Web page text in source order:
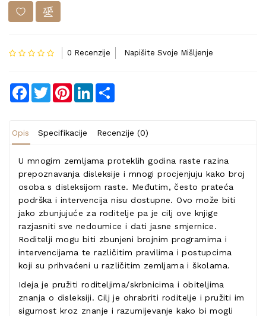
0 Recenzije Napišite Svoje Mišljenje
Facebook
TwitterPinterestLinkedIn
Opis Specifikacije Recenzije (0)
U mnogim zemljama proteklih godina raste razina
prepoznavanja disleksije i mnogi procjenjuju kako broj
osoba s disleksijom raste. Međutim, često prateća
podrška i intervencija nisu dostupne. Ovo može biti
jako zbunjujuće za roditelje pa je cilj ove knjige
razjasniti sve nedoumice i dati jasne smjernice.
Roditelji mogu biti zbunjeni brojnim programima i
intervencijama te različitim pravilima i postupcima
koji su prihvaćeni u različitim zemljama i školama.
Ideja je pružiti roditeljima/skrbnicima i obiteljima
znanja o disleksiji. Cilj je ohrabriti roditelje i pružiti im
sigurnost kroz znanje i razumijevanje kako bi mogli